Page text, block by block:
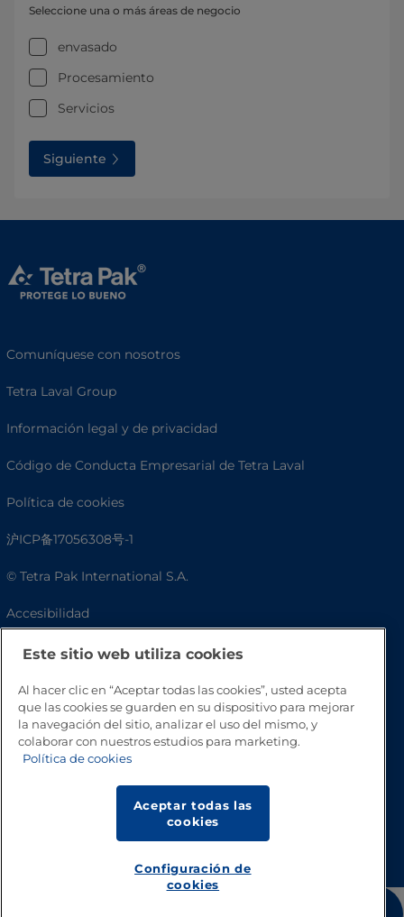
Seleccione una o más áreas de negocio
envasado
Procesamiento
Servicios
Siguiente
Comuníquese con nosotros
Tetra Laval Group
Información legal y de privacidad
Código de Conducta Empresarial de Tetra Laval
Política de cookies
沪ICP备17056308号-1
© Tetra Pak International S.A.
Accesibilidad
Preguntas frecuentes
Este sitio web utiliza cookies
Al hacer clic en “Aceptar todas las cookies”, usted acepta
que las cookies se guarden en su dispositivo para mejorar
la navegación del sitio, analizar el uso del mismo, y
colaborar con nuestros estudios para marketing.
Política de cookies
Aceptar todas las
cookies
Configuración de
cookies